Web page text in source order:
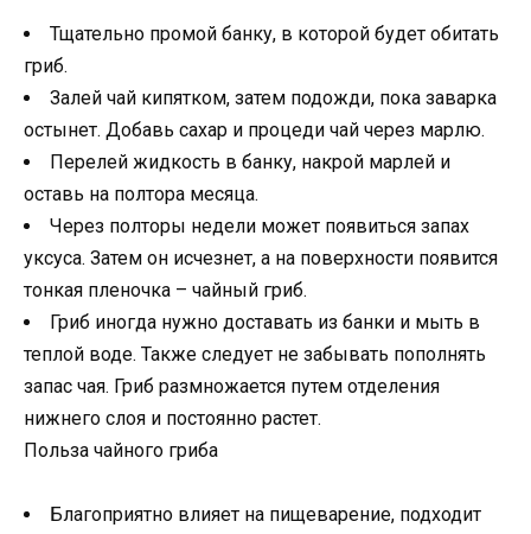
Тщательно промой банку, в которой будет обитать
гриб.
Залей чай кипятком, затем подожди, пока заварка
остынет. Добавь сахар и процеди чай через марлю.
Перелей жидкость в банку, накрой марлей и
оставь на полтора месяца.
Через полторы недели может появиться запах
уксуса. Затем он исчезнет, а на поверхности появится
тонкая пленочка – чайный гриб.
Гриб иногда нужно доставать из банки и мыть в
теплой воде. Также следует не забывать пополнять
запас чая. Гриб размножается путем отделения
нижнего слоя и постоянно растет.
Польза чайного гриба
Благоприятно влияет на пищеварение, подходит